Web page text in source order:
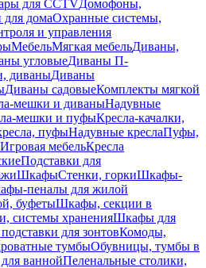
для CCTVДомофоны,
для домаОхранные системы,
и управления
МебельМягкая мебельДиваны,
угловыеДиваны П-
диваныДиваны
Диваны садовыеКомплекты мягкой
мешки и диваныНадувные
мешки и пуфыКресла-качалки,
пуфыНадувные креслаПуфы,
Игровая мебельКресла
Подставки для
ШкафыСтенки, горкиШкафы-
пеналы для жилой
буфетыШкафы, секции в
системы храненияШкафы для
для зонтовКомоды,
тумбыОбувницы, тумбы в
ваннойПеленальные столики,